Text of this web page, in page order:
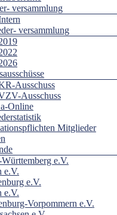
versammlung
versammlung
Ausschuss
Ausschuss
Online
Mitglieder
e.V.
e.V.
e.V.
e.V.
Vorpommern e.V.